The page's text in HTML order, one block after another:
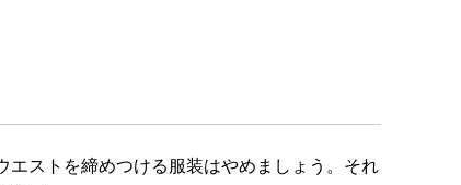
ストを締めつける服装はやめましょう。それ